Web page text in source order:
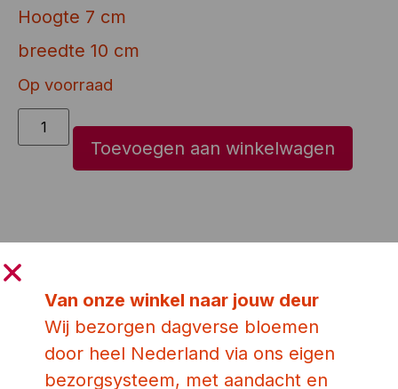
Hoogte 7 cm
breedte 10 cm
Op voorraad
Toevoegen aan winkelwagen
Van onze winkel naar jouw deur
Wij bezorgen dagverse bloemen
door heel Nederland via ons eigen
bezorgsysteem, met aandacht en